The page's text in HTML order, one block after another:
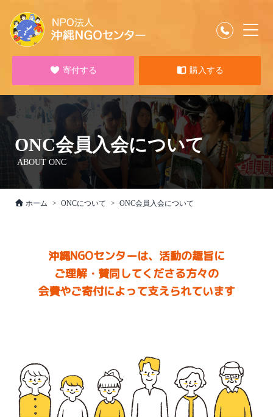
寄付する 購入する
ONC会員入会について
ABOUT ONC
ホーム ONCについて ONC会員入会について
沖縄NGOセンターは、活動の趣旨に
ご理解・賛同してくださる方々の
会費やご寄付によって支えられています